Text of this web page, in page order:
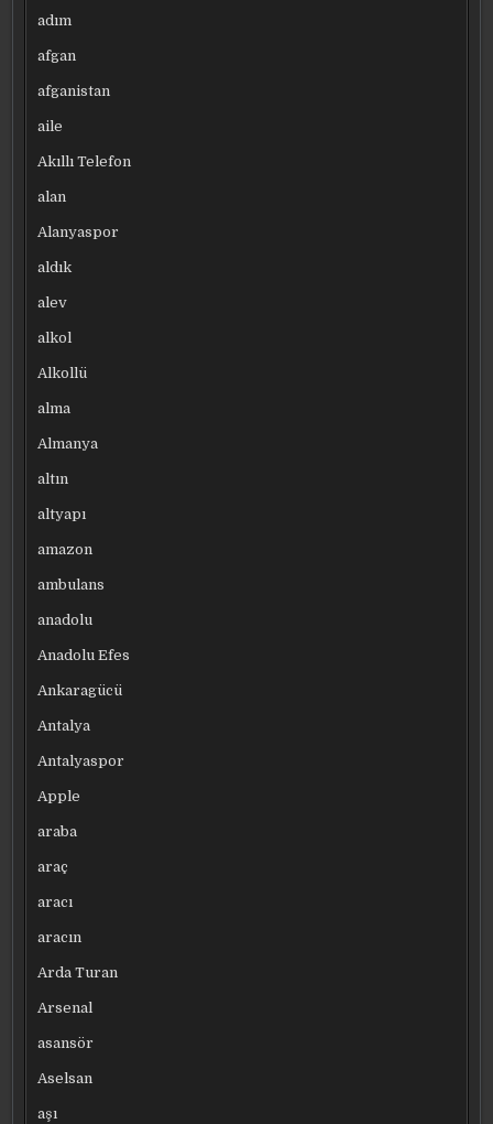
adım
afgan
afganistan
aile
Akıllı Telefon
alan
Alanyaspor
aldık
alev
alkol
Alkollü
alma
Almanya
altın
altyapı
amazon
ambulans
anadolu
Anadolu Efes
Ankaragücü
Antalya
Antalyaspor
Apple
araba
araç
aracı
aracın
Arda Turan
Arsenal
asansör
Aselsan
aşı